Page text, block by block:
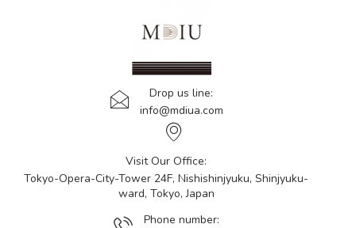
Drop us line:
info@mdiua.com
Visit Our Office:
Tokyo-Opera-City-Tower 24F, Nishishinjyuku, Shinjyuku-
ward, Tokyo, Japan
Phone number: